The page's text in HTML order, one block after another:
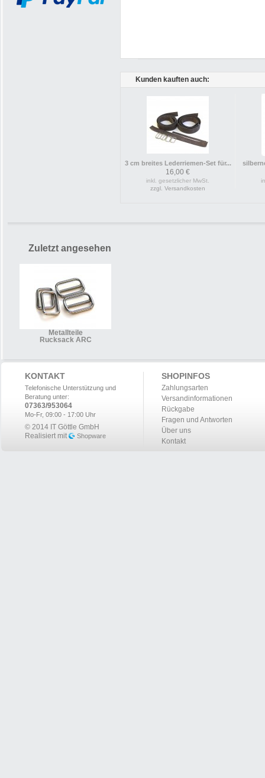
Kunden kauften auch:
3 cm breites Lederriemen-Set für...
16,00 €
inkl. gesetzlicher MwSt.
zzgl. Versandkosten
Zuletzt angesehen
Metallteile
Rucksack ARC
KONTAKT
Telefonische Unterstützung und
Beratung unter:
07363/953064
Mo-Fr, 09:00 - 17:00 Uhr
© 2014 IT Göttle GmbH
Realisiert mit
Shopware
SHOPINFOS
Zahlungsarten
Versandinformationen
Rückgabe
Fragen und Antworten
Über uns
Kontakt